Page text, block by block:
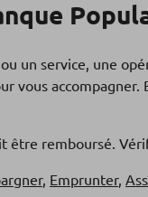
Rives de Paris
un service, une
vous
être remboursé.
, Emprunter,